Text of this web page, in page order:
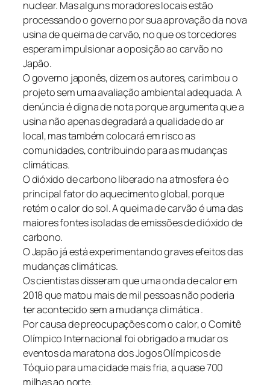
nuclear. Mas alguns moradores locais estão
processando o governo por sua aprovação da nova
usina de queima de carvão, no que os torcedores
esperam impulsionar a oposição ao carvão no
Japão.
O governo japonês, dizem os autores, carimbou o
projeto sem uma avaliação ambiental adequada. A
denúncia é digna de nota porque argumenta que a
usina não apenas degradará a qualidade do ar
local, mas também colocará em risco as
comunidades, contribuindo para as mudanças
climáticas.
O dióxido de carbono liberado na atmosfera é o
principal fator do aquecimento global, porque
retém o calor do sol. A queima de carvão é uma das
maiores fontes isoladas de emissões de dióxido de
carbono.
O Japão já está experimentando graves efeitos das
mudanças climáticas.
Os cientistas disseram que uma onda de calor em
2018 que matou mais de mil pessoas não poderia
ter acontecido sem a mudança climática .
Por causa de preocupações com o calor, o Comitê
Olímpico Internacional foi obrigado a mudar os
eventos da maratona dos Jogos Olímpicos de
Tóquio para uma cidade mais fria, a quase 700
milhas ao norte.